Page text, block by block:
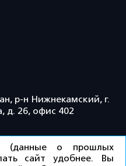
р-н Нижнекамский, г.
д. 26, офис 402
(данные о прошлых
сайт удобнее. Вы